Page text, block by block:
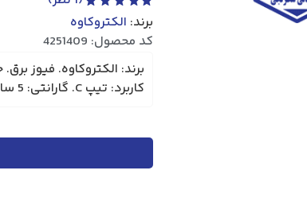
برند: الکتروکاوه
کد محصول: 4251409
کاربرد: تیپ C. گارانتی: 5 سال.